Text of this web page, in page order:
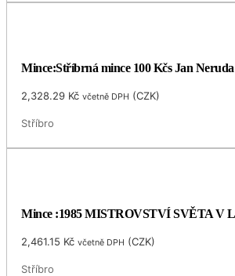
Mince:Stříbrná mince 100 Kčs Jan
2,328.29 Kč včetně DPH (CZK)
Stříbro
Mince :1985 MISTROVSTVÍ SVĚTA V
2,461.15 Kč včetně DPH (CZK)
Stříbro